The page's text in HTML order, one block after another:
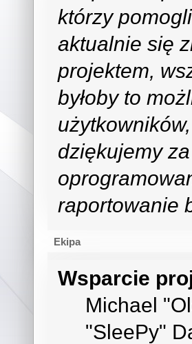
którzy
aktualnie się
projektem,
byłoby to
dziękujemy
raportowanie
Ekipa
Wsparcie
Michael
"SleePy"